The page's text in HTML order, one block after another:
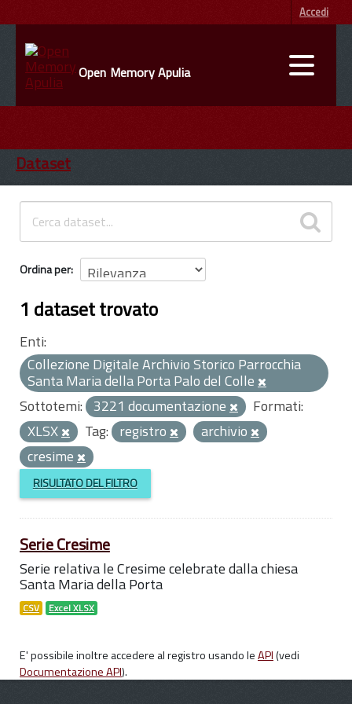
Accedi
Open Memory Apulia
ENTI
INFORMAZIONI
Dataset
Ordina per
1 dataset trovato
Enti:
Collezione Digitale Archivio Storico Parrocchia
Santa Maria della Porta Palo del Colle
Sottotemi: 3221 documentazione
Formati:
XLSX
Tag: registro
archivio
cresime
RISULTATO DEL FILTRO
Serie Cresime
Serie relativa le Cresime celebrate dalla chiesa
Santa Maria della Porta
CSV Excel XLSX
E' possibile inoltre accedere al registro usando leAPI(vedi
Documentazione API).